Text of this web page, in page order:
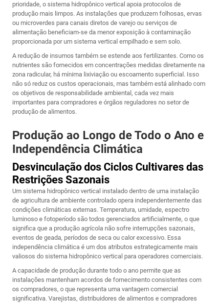
prioridade, o sistema hidropônico vertical apoia protocolos de
produção mais limpos. As instalações que produzem folhosas, ervas
ou microverdes para canais diretos de varejo ou serviços de
alimentação beneficiam-se da menor exposição à contaminação
proporcionada por um sistema vertical empilhado e sem solo.
A redução de insumos também se estende aos fertilizantes. Como os
nutrientes são fornecidos em concentrações medidas diretamente na
zona radicular, há mínima lixiviação ou escoamento superficial. Isso
não só reduz os custos operacionais, mas também está alinhado com
os objetivos de responsabilidade ambiental, cada vez mais
importantes para compradores e órgãos reguladores no setor de
produção de alimentos.
Produção ao Longo de Todo o Ano e
Independência Climática
Desvinculação dos Ciclos Cultivares das
Restrições Sazonais
Um sistema hidropônico vertical instalado dentro de uma instalação
de agricultura de ambiente controlado opera independentemente das
condições climáticas externas. Temperatura, umidade, espectro
luminoso e fotoperíodo são todos gerenciados artificialmente, o que
significa que a produção agrícola não sofre interrupções sazonais,
eventos de geada, períodos de seca ou calor excessivo. Essa
independência climática é um dos atributos estrategicamente mais
valiosos do sistema hidropônico vertical para operadores comerciais.
A capacidade de produção durante todo o ano permite que as
instalações mantenham acordos de fornecimento consistentes com
os compradores, o que representa uma vantagem comercial
significativa. Varejistas, distribuidores de alimentos e compradores